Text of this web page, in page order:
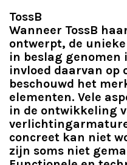
TossB
Wanneer TossB
ontwerpt, de
in beslag genomen
invloed daarvan op
beschouwd het
elementen. Vele
in de ontwikkeling
concreet kan niet
zijn soms niet